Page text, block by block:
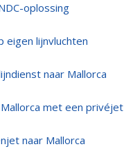
oplossing
eigen lijnvluchten
naar Mallorca
met een privéjet
naar Mallorca